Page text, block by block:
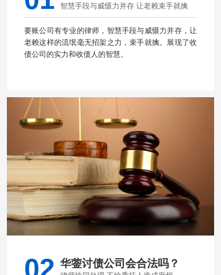
智慧手段与威慑力并存 让老赖束手就擒
要账公司有专业的律师，智慧手段与威慑力并存，让
老赖这样的流氓毫无招架之力，束手就擒。展现了收
债公司的实力和收债人的智慧。
华蓥讨债公司会合法吗？